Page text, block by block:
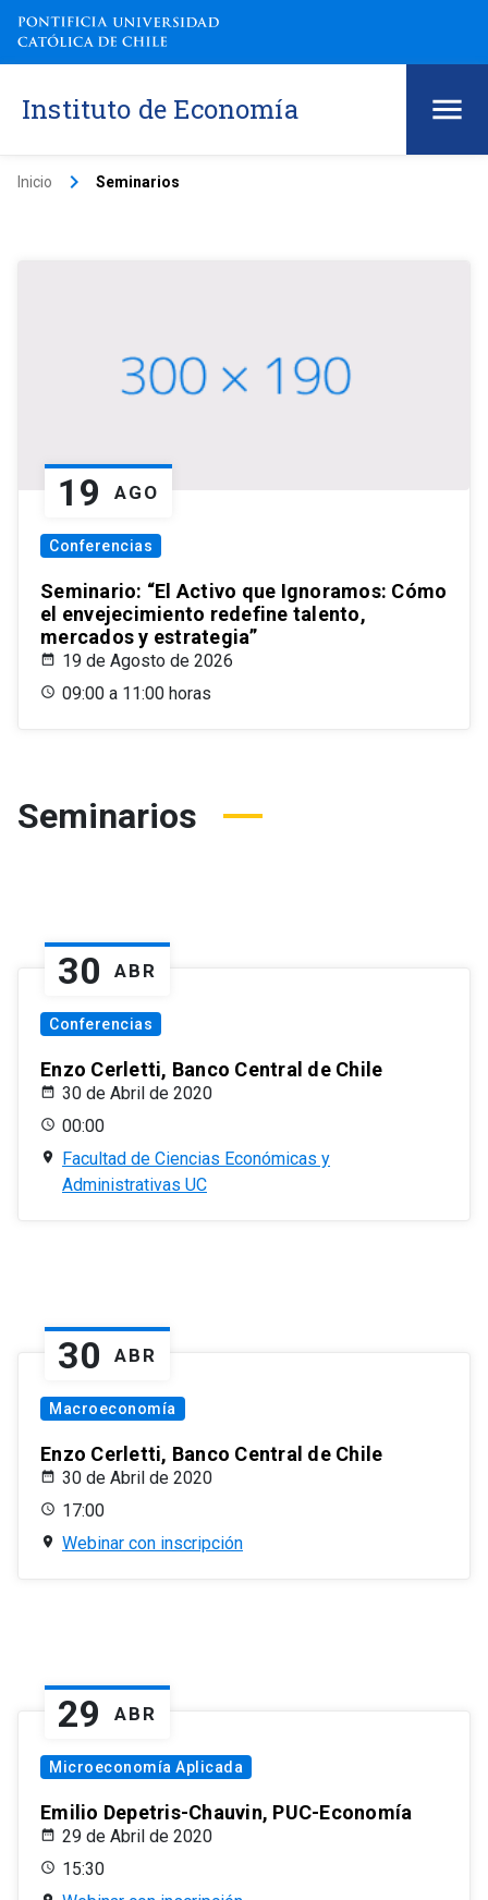
Instituto de Economía
Inicio keyboard_arrow_right Seminarios
19 AGO
Conferencias
Seminario: “El Activo que Ignoramos: Cómo
el envejecimiento redefine talento,
mercados y estrategia”
19 de Agosto de 2026
09:00 a 11:00 horas
Seminarios
30 ABR
Conferencias
Enzo Cerletti, Banco Central de Chile
30 de Abril de 2020
00:00
Facultad de Ciencias Económicas y
Administrativas UC
30 ABR
Macroeconomía
Enzo Cerletti, Banco Central de Chile
30 de Abril de 2020
17:00
Webinar con inscripción
29 ABR
Microeconomía Aplicada
Emilio Depetris-Chauvin, PUC-Economía
29 de Abril de 2020
15:30